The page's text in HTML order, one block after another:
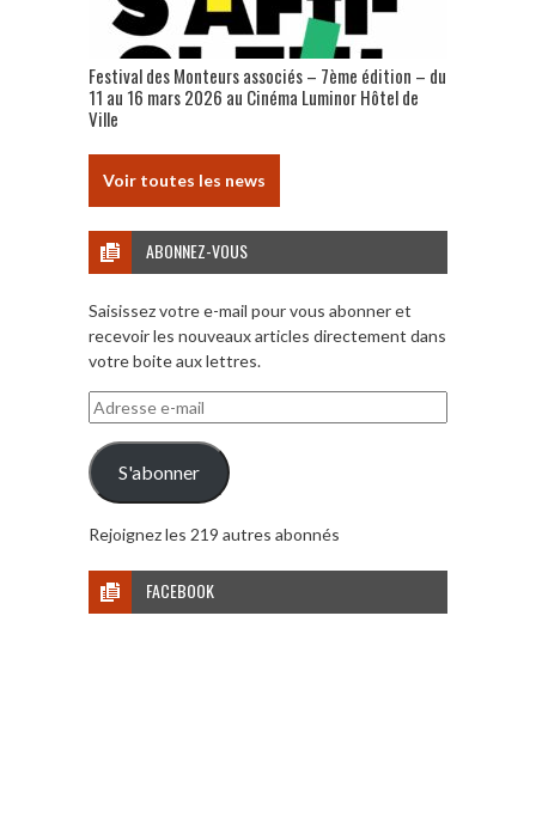
Festival des Monteurs associés – 7ème édition – du
11 au 16 mars 2026 au Cinéma Luminor Hôtel de
Ville
Voir toutes les news
ABONNEZ-VOUS
Saisissez votre e-mail pour vous abonner et
recevoir les nouveaux articles directement dans
votre boite aux lettres.
Adresse
e-
mail
S'abonner
Rejoignez les 219 autres abonnés
FACEBOOK